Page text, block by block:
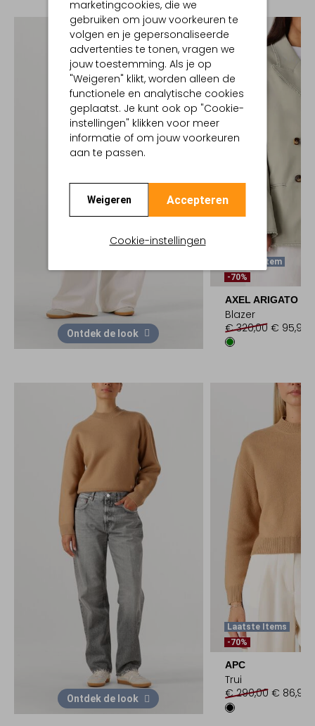
marketingcookies, die we
gebruiken om jouw voorkeuren te
volgen en je gepersonaliseerde
advertenties te tonen, vragen we
jouw toestemming. Als je op
"Weigeren" klikt, worden alleen de
functionele en analytische cookies
geplaatst. Je kunt ook op "Cookie-
instellingen" klikken voor meer
informatie of om jouw voorkeuren
aan te passen.
Weigeren Accepteren
Cookie-instellingen
Ontdek de look
Laatste Item
-70%
AXEL ARIGATO
Blazer
€ 320,00 € 95,99
Ontdek de look
Laatste Items
-70%
APC
Trui
€ 290,00 € 86,99